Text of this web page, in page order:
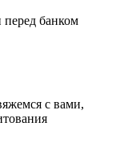
перед банком
с вами,